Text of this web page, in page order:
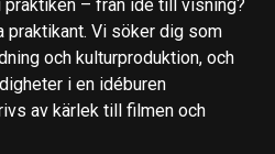
– från idé till visning?
praktikant. Vi söker dig som
och kulturproduktion, och
i en idéburen
av kärlek till filmen och